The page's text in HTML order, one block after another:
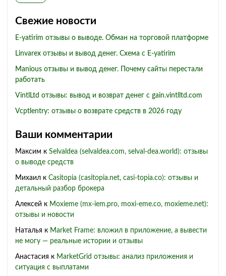
Свежие новости
E-yatirim отзывы о выводе. Обман на торговой платформе
Linvarex отзывы и вывод денег. Схема с E-yatirim
Manious отзывы и вывод денег. Почему сайты перестали
работать
VintlLtd отзывы: вывод и возврат денег с gain.vintlltd.com
Vcptlentry: отзывы о возврате средств в 2026 году
Ваши комментарии
Максим к Selvaldea (selvaldea.com, selval-dea.world): отзывы
о выводе средств
Михаил к Casitopia (casitopia.net, casi-topia.co): отзывы и
детальный разбор брокера
Алексей к Moxieme (mx-iem.pro, moxi-eme.co, moxieme.net):
отзывы и новости
Наталья к Market Frame: вложил в приложение, а вывести
не могу — реальные истории и отзывы
Анастасия к MarketGrid отзывы: анализ приложения и
ситуация с выплатами